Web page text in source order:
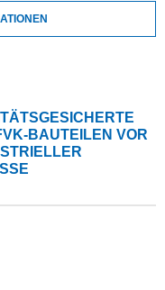
BAUTEILEN VOR